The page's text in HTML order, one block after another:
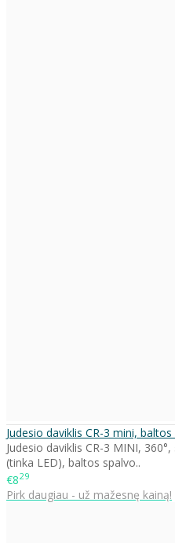
Judesio daviklis CR-3 mini,
Judesio daviklis CR-3 MINI,
(tinka LED), baltos spalvo..
€829
Pirk daugiau - už mažesnę kainą!